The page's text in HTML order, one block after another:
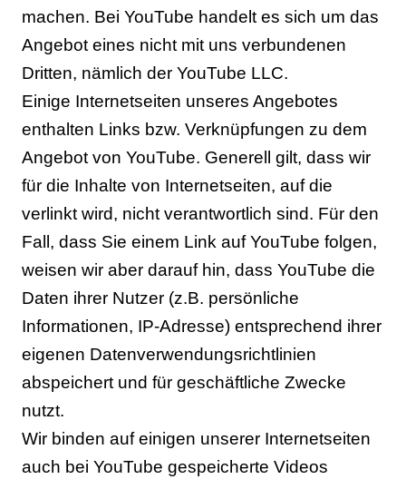
machen. Bei YouTube handelt es sich um das
Angebot eines nicht mit uns verbundenen
Dritten, nämlich der YouTube LLC.
Einige Internetseiten unseres Angebotes
enthalten Links bzw. Verknüpfungen zu dem
Angebot von YouTube. Generell gilt, dass wir
für die Inhalte von Internetseiten, auf die
verlinkt wird, nicht verantwortlich sind. Für den
Fall, dass Sie einem Link auf YouTube folgen,
weisen wir aber darauf hin, dass YouTube die
Daten ihrer Nutzer (z.B. persönliche
Informationen, IP-Adresse) entsprechend ihrer
eigenen Datenverwendungsrichtlinien
abspeichert und für geschäftliche Zwecke
nutzt.
Wir binden auf einigen unserer Internetseiten
auch bei YouTube gespeicherte Videos